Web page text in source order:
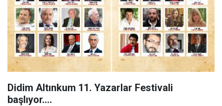
Didim Altınkum 11. Yazarlar Festivali
başlıyor....